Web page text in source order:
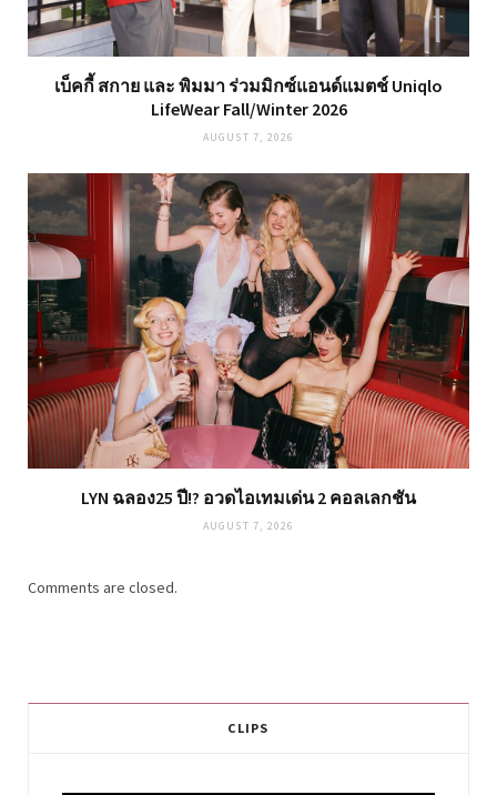
เบ็คกี้ สกาย และ พิมมา ร่วมมิกซ์แอนด์แมตช์ Uniqlo
LifeWear Fall/Winter 2026
AUGUST 7, 2026
LYN ฉลอง25 ปี!? อวดไอเทมเด่น 2 คอลเลกชัน
AUGUST 7, 2026
Comments are closed.
CLIPS